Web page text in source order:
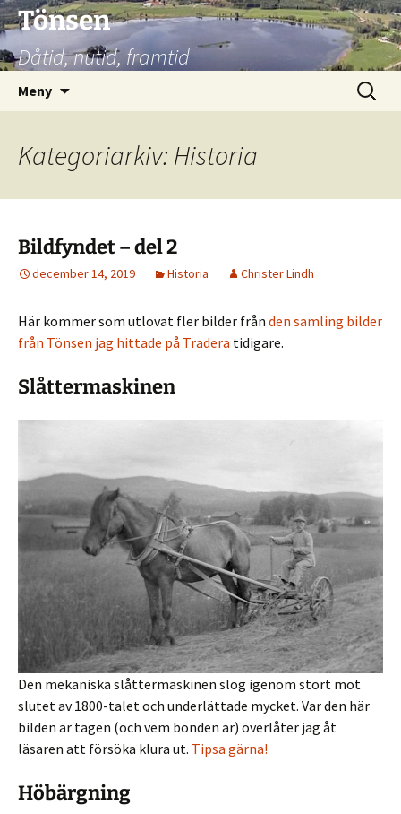
Hoppa
till
innehåll
Tönsen
Dåtid, nutid, framtid
Meny
Sök
efter:
Kategoriarkiv: Historia
Bildfyndet – del 2
december 14, 2019 Historia Christer Lindh
Här kommer som utlovat fler bilder från den samling bilder
från Tönsen jag hittade på Tradera tidigare.
Slåttermaskinen
Den mekaniska slåttermaskinen slog igenom stort mot
slutet av 1800-talet och underlättade mycket. Var den här
bilden är tagen (och vem bonden är) överlåter jag åt
läsaren att försöka klura ut. Tipsa gärna!
Höbärgning